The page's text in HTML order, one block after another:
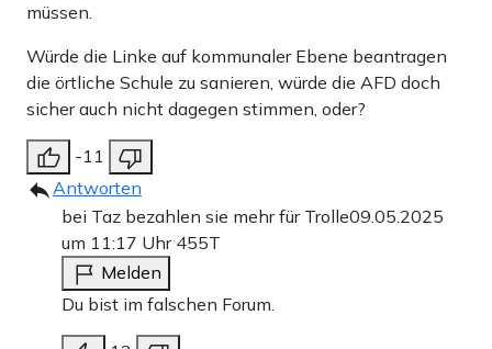
müssen.
Würde die Linke auf kommunaler Ebene beantragen
die örtliche Schule zu sanieren, würde die AFD doch
sicher auch nicht dagegen stimmen, oder?
-11
Antworten
bei Taz bezahlen sie mehr für Trolle09.05.2025
um 11:17 Uhr 455T
Melden
Du bist im falschen Forum.